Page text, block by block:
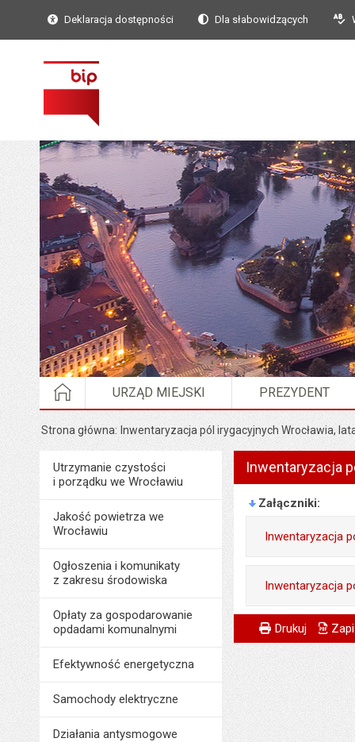
Deklaracja dostępności Dla słabowidzących
STRONA GŁÓWNA
URZĄD MIEJSKI PREZYDENT
Strona główna Inwentaryzacja pól irygacyjnych Wrocławia,
MenuŚrodowisko i ekologia
Utrzymanie czystości
i porządku we Wrocławiu
Jakość powietrza we
Wrocławiu
Ogłoszenia i komunikaty
z zakresu środowiska
Opłaty za gospodarowanie
opdadami komunalnymi
Efektywność energetyczna
Samochody elektryczne
Działania antysmogowe
Inwentaryzacja
Załączniki
Inwentaryzacja
Data wytworzenia:
Opublikował w BIP:
Inwentaryzacja
Odpowiedzialny za
Data wytworzenia:
Metryczka
Odpowiedzialny
Powiadom
Drukuj